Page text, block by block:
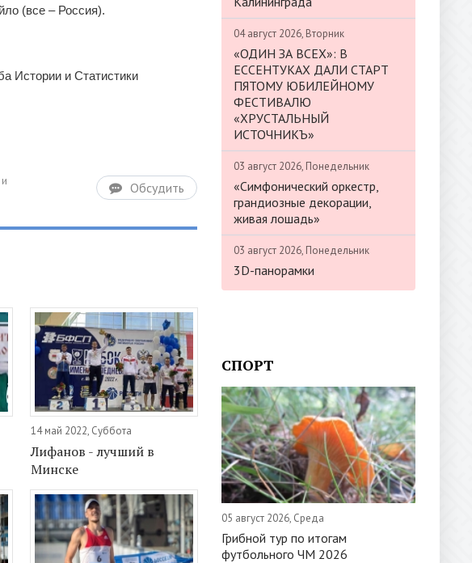
(все – Россия).
Истории и Статистики
Обсудить
14 май 2022, Суббота
Лифанов - лучший в
Минске
04 август 2026, Вторник
«ОДИН ЗА ВСЕХ»: В
ЕССЕНТУКАХ ДАЛИ СТАРТ
ПЯТОМУ ЮБИЛЕЙНОМУ
ФЕСТИВАЛЮ
«ХРУСТАЛЬНЫЙ
ИСТОЧНИКЪ»
03 август 2026, Понедельник
«Симфонический оркестр,
грандиозные декорации,
живая лошадь»
03 август 2026, Понедельник
3D-панорамки
СПОРТ
05 август 2026, Среда
Грибной тур по итогам
футбольного ЧМ 2026